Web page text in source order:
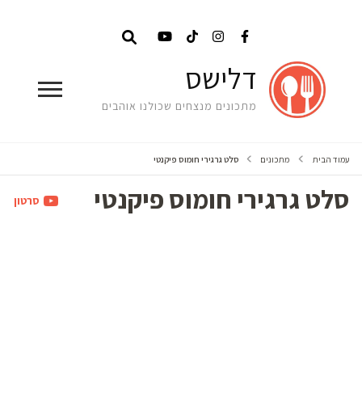
דלישס
מתכונים מנצחים שכולנו אוהבים
עמוד הבית מתכונים סלט גרגירי חומוס פיקנטי
סלט גרגירי חומוס פיקנטי סרטון